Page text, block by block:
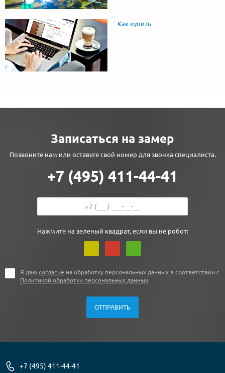
Как купить
Записаться на замер
Позвоните нам или оставьте свой номер для звонка специалиста.
+7 (495) 411-44-41
Нажмите на зеленый квадрат, если вы не робот:
Я даю согласие на обработку персональных данных в соответствии с
Политикой обработки персональных данных.
+7 (495) 411-44-41